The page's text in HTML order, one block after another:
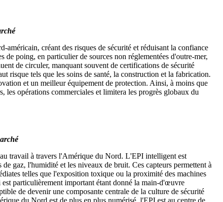
américain, créant des risques de sécurité et réduisant la confiance
poing, en particulier de sources non réglementées d'outre-mer,
de circuler, manquant souvent de certifications de sécurité
risque tels que les soins de santé, la construction et la fabrication.
et un meilleur équipement de protection. Ainsi, à moins que
les opérations commerciales et limitera les progrès globaux du
travail à travers l'Amérique du Nord. L'EPI intelligent est
gaz, l'humidité et les niveaux de bruit. Ces capteurs permettent à
telles que l'exposition toxique ou la proximité des machines
est particulièrement important étant donné la main-d'œuvre
de devenir une composante centrale de la culture de sécurité
du Nord est de plus en plus numérisé, l'EPI est au centre de